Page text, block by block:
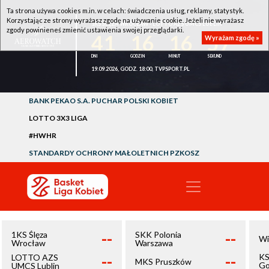
1KS ŚLĘZA WROCŁAW - LOTTO AZS UMCS LUBLIN
57
19.09.2026, GODZ. 18:00, TVPSPORT.PL
BANK PEKAO S.A. PUCHAR POLSKI KOBIET
LOTTO 3X3 LIGA
#HWHR
STANDARDY OCHRONY MAŁOLETNICH PZKOSZ
1KS Ślęza
Wrocław
--
LOTTO AZS
UMCS Lublin
--
SKK Polonia
Warszawa
--
MKS Pruszków --
Ta strona używa cookies m.in. w celach: świadczenia usług, reklamy, statystyk.
Korzystając ze strony wyrażasz zgodę na używanie cookie. Jeżeli nie wyrażasz
zgody powinieneś zmienić ustawienia swojej przeglądarki.
Wyrażam zgodę »